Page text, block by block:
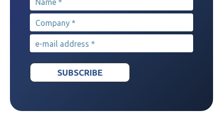
Company*
e-mail address*